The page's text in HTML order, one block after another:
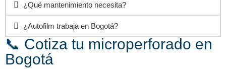
¿Qué mantenimiento necesita?
¿Autofilm trabaja en Bogotá?
📞 Cotiza tu microperforado en
Bogotá